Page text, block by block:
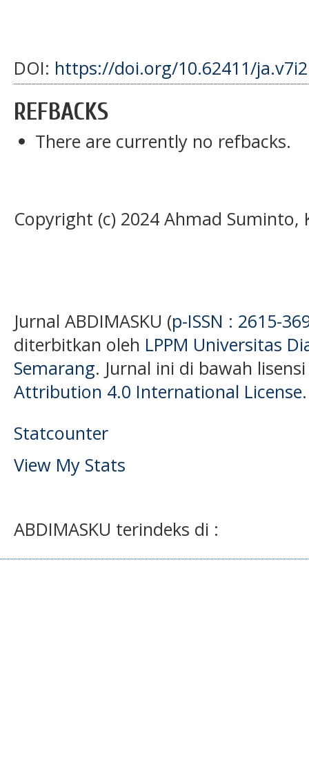
DOI: https://doi.org/10.62411/
REFBACKS
There are currently no refbacks.
Copyright (c) 2024 Ahmad Suminto,
Jurnal ABDIMASKU (p-ISSN : 2615-
diterbitkan oleh LPPM Universitas
Semarang. Jurnal ini di bawah
Attribution 4.0 International License.
Statcounter
View My Stats
ABDIMASKU terindeks di :